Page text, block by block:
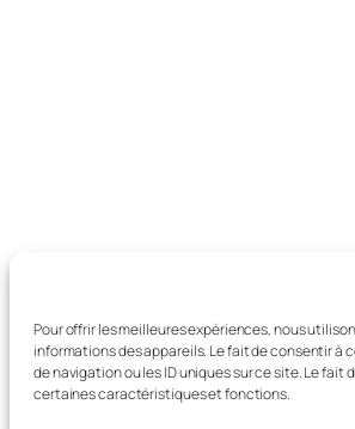
Pour offrir les meilleures expériences, nous
informations des appareils. Le fait de consentir
de navigation ou les ID uniques sur ce site. Le
certaines caractéristiques et fonctions.